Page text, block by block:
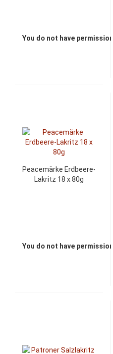
You do not have
Peacemärke Erdbeere-
Lakritz 18 x 80g
You do not have